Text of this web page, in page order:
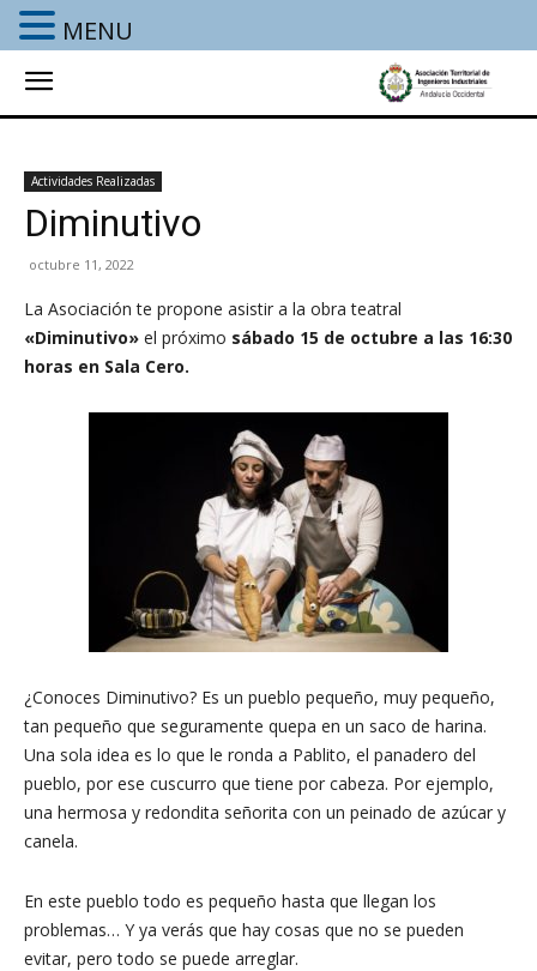
Actividades Realizadas
Diminutivo
octubre 11, 2022
La Asociación te propone asistir a la obra teatral
«Diminutivo» el próximo sábado 15 de octubre a las 16:30
horas en Sala Cero.
¿Conoces Diminutivo? Es un pueblo pequeño, muy pequeño,
tan pequeño que seguramente quepa en un saco de harina.
Una sola idea es lo que le ronda a Pablito, el panadero del
pueblo, por ese cuscurro que tiene por cabeza. Por ejemplo,
una hermosa y redondita señorita con un peinado de azúcar y
canela.
En este pueblo todo es pequeño hasta que llegan los
problemas… Y ya verás que hay cosas que no se pueden
evitar, pero todo se puede arreglar.
MENU